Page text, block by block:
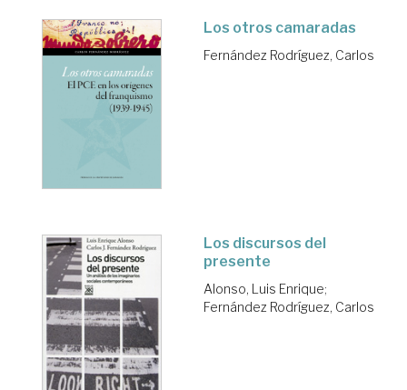
Los otros camaradas
Fernández Rodríguez, Carlos
Los discursos del
presente
Alonso, Luis Enrique;
Fernández Rodríguez, Carlos